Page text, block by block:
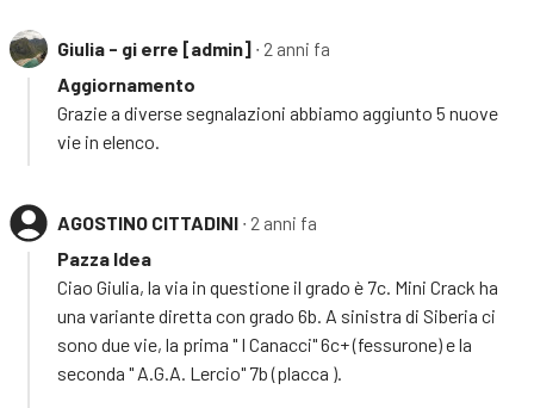
Giulia - gi erre [admin] ∙ 2 anni fa
Aggiornamento
Grazie a diverse segnalazioni abbiamo aggiunto 5 nuove
vie in elenco.
AGOSTINO CITTADINI ∙ 2 anni fa
Pazza Idea
Ciao Giulia, la via in questione il grado è 7c. Mini Crack ha
una variante diretta con grado 6b. A sinistra di Siberia ci
sono due vie, la prima " I Canacci" 6c+ (fessurone) e la
seconda " A.G.A. Lercio" 7b (placca ).